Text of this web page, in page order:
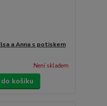
a Anna s potiskem
Není skladem
košíku